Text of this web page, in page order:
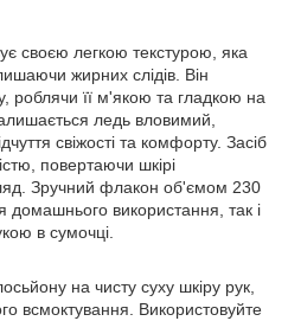
своєю легкою текстурою, яка
жирних слідів. Він
роблячи її м'якою та гладкою на
ледь вловимий,
свіжості та комфорту. Засіб
повертаючи шкірі
Зручний флакон об'ємом 230
домашнього використання, так і
в сумочці.
на чисту суху шкіру рук,
всмоктування. Використовуйте